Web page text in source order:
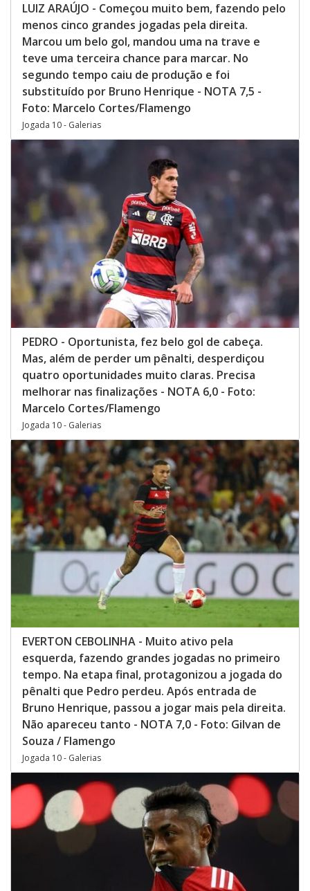
LUIZ ARAÚJO - Começou muito bem, fazendo pelo
menos cinco grandes jogadas pela direita.
Marcou um belo gol, mandou uma na trave e
teve uma terceira chance para marcar. No
segundo tempo caiu de produção e foi
substituído por Bruno Henrique - NOTA 7,5 -
Foto: Marcelo Cortes/Flamengo
Jogada 10 - Galerias
PEDRO - Oportunista, fez belo gol de cabeça.
Mas, além de perder um pênalti, desperdiçou
quatro oportunidades muito claras. Precisa
melhorar nas finalizações - NOTA 6,0 - Foto:
Marcelo Cortes/Flamengo
Jogada 10 - Galerias
EVERTON CEBOLINHA - Muito ativo pela
esquerda, fazendo grandes jogadas no primeiro
tempo. Na etapa final, protagonizou a jogada do
pênalti que Pedro perdeu. Após entrada de
Bruno Henrique, passou a jogar mais pela direita.
Não apareceu tanto - NOTA 7,0 - Foto: Gilvan de
Souza / Flamengo
Jogada 10 - Galerias